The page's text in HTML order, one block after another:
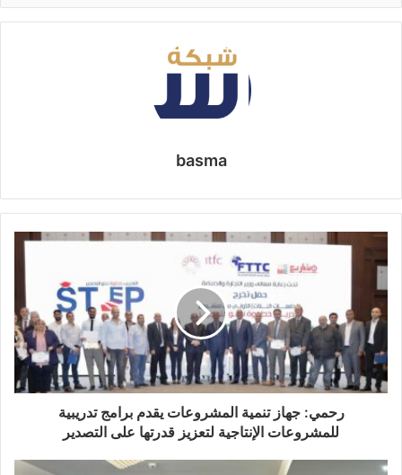
basma
رحمي: جهاز تنمية المشروعات يقدم برامج تدريبية
للمشروعات الإنتاجية لتعزيز قدرتها على التصدير